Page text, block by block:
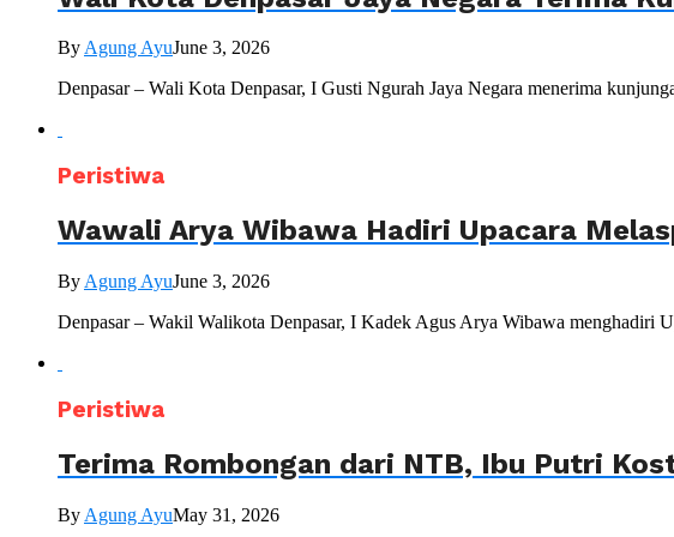
ByAgung AyuJune 3, 2026
Denpasar – Wali Kota Denpasar, I Gusti Ngurah Jaya Negara menerima
Peristiwa
Wawali Arya Wibawa Hadiri Upacara
By Agung AyuJune 3, 2026
Denpasar – Wakil Walikota Denpasar, I Kadek Agus Arya Wibawa menghadiri
Peristiwa
Terima Rombongan dari NTB, Ibu Putri
By Agung AyuMay 31, 2026